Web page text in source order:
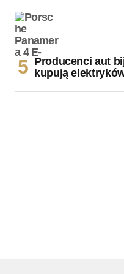
Producenci aut
kupują